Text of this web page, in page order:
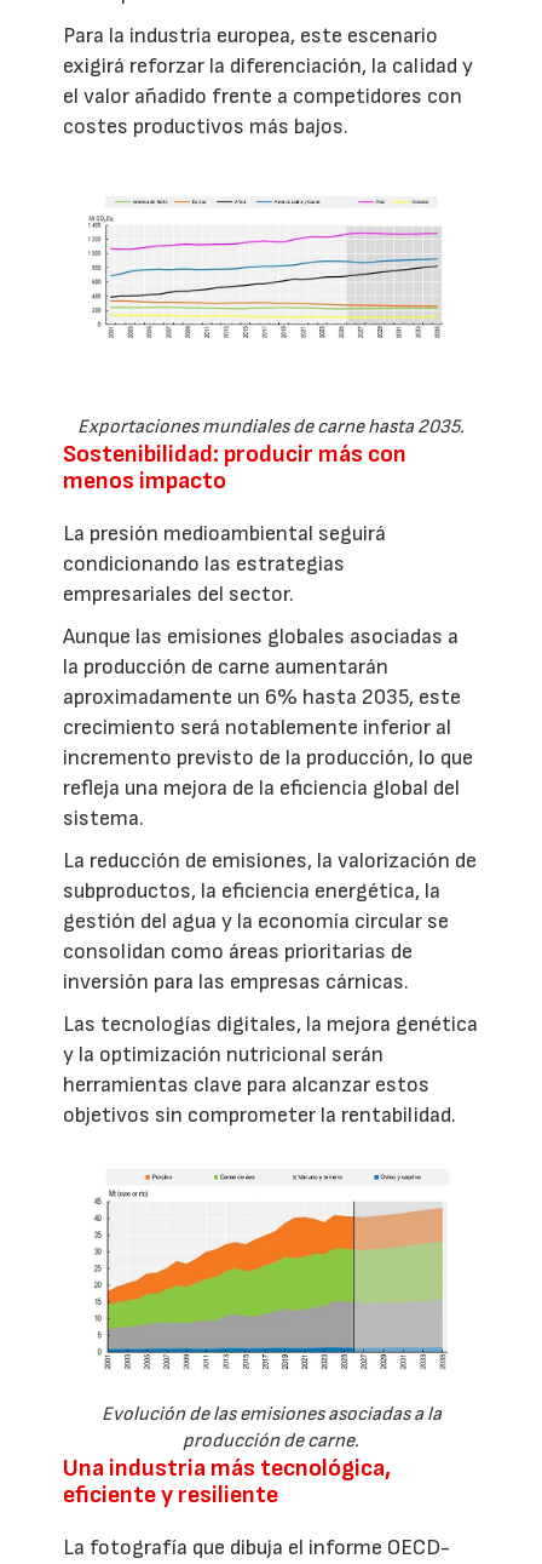
Para la industria europea, este escenario
exigirá reforzar la diferenciación, la calidad y
el valor añadido frente a competidores con
costes productivos más bajos.
Exportaciones mundiales de carne hasta 2035.
Sostenibilidad: producir más con
menos impacto
La presión medioambiental seguirá
condicionando las estrategias
empresariales del sector.
Aunque las emisiones globales asociadas a
la producción de carne aumentarán
aproximadamente un 6% hasta 2035, este
crecimiento será notablemente inferior al
incremento previsto de la producción, lo que
refleja una mejora de la eficiencia global del
sistema.
La reducción de emisiones, la valorización de
subproductos, la eficiencia energética, la
gestión del agua y la economía circular se
consolidan como áreas prioritarias de
inversión para las empresas cárnicas.
Las tecnologías digitales, la mejora genética
y la optimización nutricional serán
herramientas clave para alcanzar estos
objetivos sin comprometer la rentabilidad.
Evolución de las emisiones asociadas a la
producción de carne.
Una industria más tecnológica,
eficiente y resiliente
La fotografía que dibuja el informe OECD-